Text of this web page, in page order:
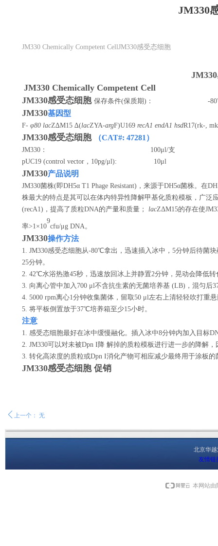
JM330
JM330 Chemically Competent CellJM330感受态细胞
ꄴ 上一个： 无
JM330 Chemically Competent Cell
JM330感受态细胞 保存条件(保质期)： -80℃（
JM330基因型
F- φ80 lacZ∆M15 ∆(lacZYA-argF)U169 recA1 endA1 hsdR17(rk-,
JM330感受态细胞 （CAT#: 47281 ）
JM330： 100μl/支
pUC19 (control vector，10pg/μl): 10μl
JM330产品说明
JM330菌株(即DH5α T1 Phage Resistant)，来源于DH5α菌株。在
株最大的特点是其可以在体内特异性降解甲基化质粒模板，广泛
(recA1)，提高了质粒DNA的产量和质量；
lacZΔM15的存在使
率>1×10
9
cfu/μg DNA。
JM330操作方法
1. JM330感受态细胞从-80℃拿出，迅速插入冰中，5分钟后待菌
25分钟。
2. 42℃水浴热激45秒，迅速放回冰上并静置2分钟，晃动会降低转
3. 向离心管中加入700 μl不含抗生素的无菌培养基 (LB)，混匀后
4. 5000 rpm离心1分钟收集菌体，留取50 μl左右上清轻轻吹打重
5. 将平板倒置放于37℃培养箱至少15小时。
注意
1. 感受态细胞最好在冰中缓慢融化。插入冰中8分钟内加入目标
2. JM330可以对未被Dpn I降 解掉的质粒模板进行进一步的降解
3. 转化高浓度的质粒或Dpn I消化产物可相应减少最终用于涂板的
JM330感受态细胞 促销
北京华
友情链
本网站由